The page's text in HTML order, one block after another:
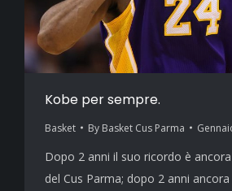
Kobe per sempre.
Basket By Basket Cus Parma
Dopo 2 anni il suo ricordo è
del Cus Parma; dopo 2 anni